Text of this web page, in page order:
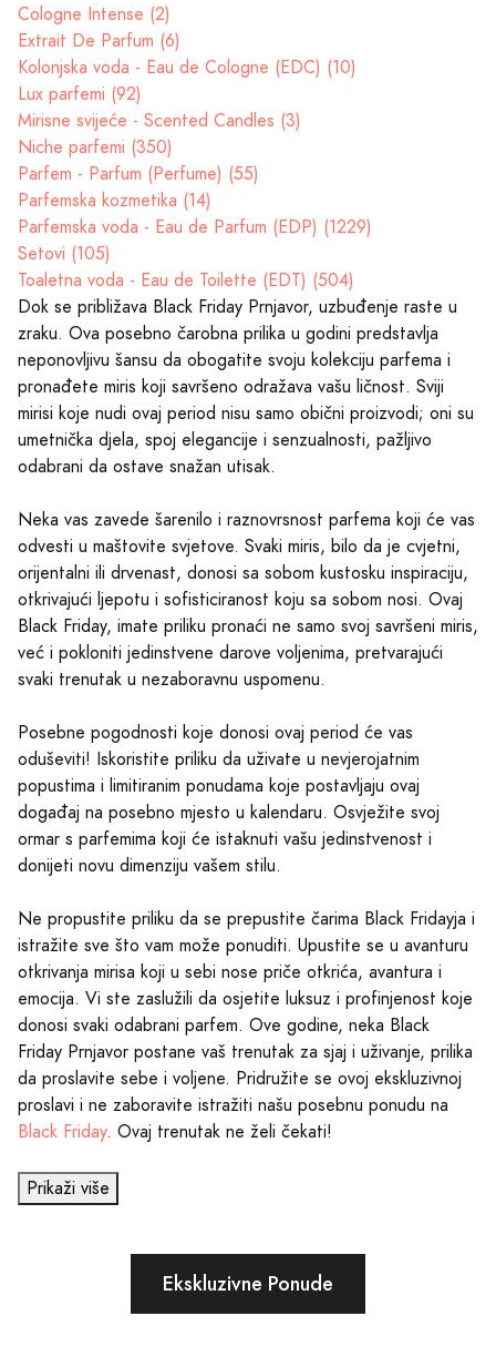
Cologne Intense (2)
Extrait De Parfum (6)
Kolonjska voda - Eau de Cologne (EDC) (10)
Lux parfemi (92)
Mirisne svijeće - Scented Candles (3)
Niche parfemi (350)
Parfem - Parfum (Perfume) (55)
Parfemska kozmetika (14)
Parfemska voda - Eau de Parfum (EDP) (1229)
Setovi (105)
Toaletna voda - Eau de Toilette (EDT) (504)
Dok se približava Black Friday Prnjavor, uzbuđenje raste u
zraku. Ova posebno čarobna prilika u godini predstavlja
neponovljivu šansu da obogatite svoju kolekciju parfema i
pronađete miris koji savršeno odražava vašu ličnost. Sviji
mirisi koje nudi ovaj period nisu samo obični proizvodi; oni su
umetnička djela, spoj elegancije i senzualnosti, pažljivo
odabrani da ostave snažan utisak.
Neka vas zavede šarenilo i raznovrsnost parfema koji će vas
odvesti u maštovite svjetove. Svaki miris, bilo da je cvjetni,
orijentalni ili drvenast, donosi sa sobom kustosku inspiraciju,
otkrivajući ljepotu i sofisticiranost koju sa sobom nosi. Ovaj
Black Friday, imate priliku pronaći ne samo svoj savršeni miris,
već i pokloniti jedinstvene darove voljenima, pretvarajući
svaki trenutak u nezaboravnu uspomenu.
Posebne pogodnosti koje donosi ovaj period će vas
oduševiti! Iskoristite priliku da uživate u nevjerojatnim
popustima i limitiranim ponudama koje postavljaju ovaj
događaj na posebno mjesto u kalendaru. Osvježite svoj
ormar s parfemima koji će istaknuti vašu jedinstvenost i
donijeti novu dimenziju vašem stilu.
Ne propustite priliku da se prepustite čarima Black Fridayja i
istražite sve što vam može ponuditi. Upustite se u avanturu
otkrivanja mirisa koji u sebi nose priče otkrića, avantura i
emocija. Vi ste zaslužili da osjetite luksuz i profinjenost koje
donosi svaki odabrani parfem. Ove godine, neka Black
Friday Prnjavor postane vaš trenutak za sjaj i uživanje, prilika
da proslavite sebe i voljene. Pridružite se ovoj ekskluzivnoj
proslavi i ne zaboravite istražiti našu posebnu ponudu na
Black Friday. Ovaj trenutak ne želi čekati!
Prikaži više
Ekskluzivne Ponude